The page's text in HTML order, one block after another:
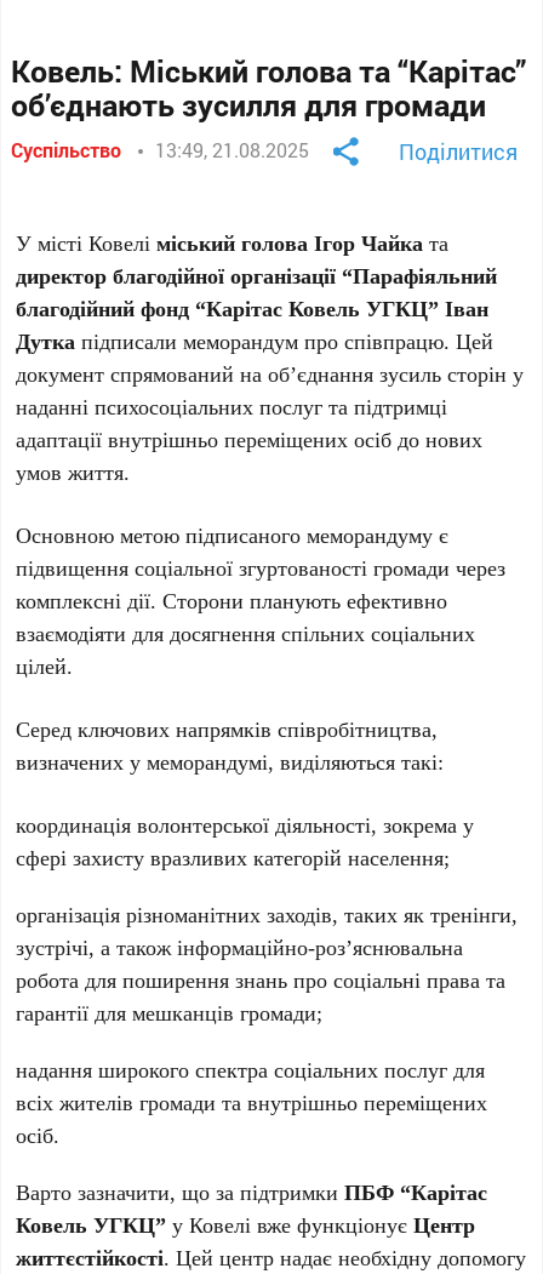
Ковель: Міський голова та “Карітас”
об’єднають зусилля для громади
Суспільство 13:49, 21.08.2025 Поділитися
У місті Ковеліміський голова Ігор Чайка та
директор благодійної організації “Парафіяльний
благодійний фонд “Карітас Ковель УГКЦ” Іван
Дутка підписали меморандум про співпрацю. Цей
документ спрямований на об’єднання зусиль сторін у
наданні психосоціальних послуг та підтримці
адаптації внутрішньо переміщених осіб до нових
умов життя.
Основною метою підписаного меморандуму є
підвищення соціальної згуртованості громади через
комплексні дії. Сторони планують ефективно
взаємодіяти для досягнення спільних соціальних
цілей.
Серед ключових напрямків співробітництва,
визначених у меморандумі, виділяються такі:
координація волонтерської діяльності, зокрема у
сфері захисту вразливих категорій населення;
організація різноманітних заходів, таких як тренінги,
зустрічі, а також інформаційно-роз’яснювальна
робота для поширення знань про соціальні права та
гарантії для мешканців громади;
надання широкого спектра соціальних послуг для
всіх жителів громади та внутрішньо переміщених
осіб.
Варто зазначити, що за підтримкиПБФ “Карітас
Ковель УГКЦ” у Ковелі вже функціонуєЦентр
життєстійкості. Цей центр надає необхідну допомогу